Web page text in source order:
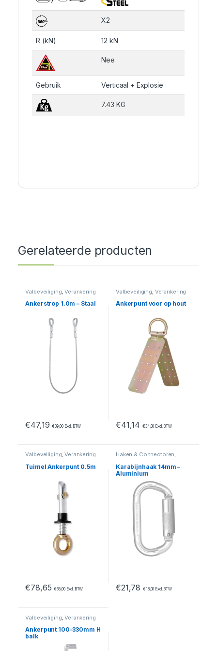
X2
R (kN) 12 kN
Nee
Gebruik Verticaal + Explosie
7.43 KG
Gerelateerde producten
Valbeveiliging ,Verankering
Ankerstrop 1.0m – Staal
€47,19 €39,00Excl. BTW
Valbeveiliging Verankering
Ankerpunt voor op hout
€41,14 €34,00 Excl. BTW
Valbeveiliging,Verankering
Tuimel Ankerpunt 0.5m
€78,65 €65,00Excl. BTW
Haken & Connectoren,
Karabijnhaak 14mm –
Aluminium
€21,78 €18,00 Excl. BTW
Valbeveiliging ,Verankering
Ankerpunt 100-330mm H
balk